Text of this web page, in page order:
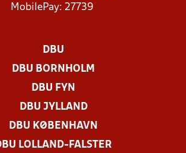
MobilePay: 27739
DBU
DBU BORNHOLM
DBU FYN
DBU JYLLAND
DBU KØBENHAVN
LOLLAND-FALSTER